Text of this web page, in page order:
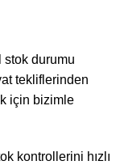
durumu
tekliflerinden
için bizimle
kontrollerini hızlı